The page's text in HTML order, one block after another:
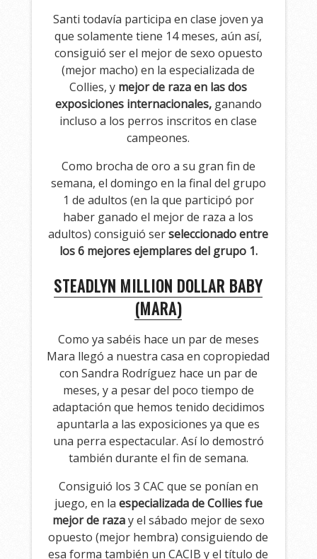
Santi todavía participa en clase joven ya
que solamente tiene 14 meses, aún así,
consiguió ser el mejor de sexo opuesto
(mejor macho) en la especializada de
Collies, y mejor de raza en las dos
exposiciones internacionales, ganando
incluso a los perros inscritos en clase
campeones.
Como brocha de oro a su gran fin de
semana, el domingo en la final del grupo
1 de adultos (en la que participó por
haber ganado el mejor de raza a los
adultos) consiguió serseleccionado entre
los 6 mejores ejemplares del grupo 1.
STEADLYN MILLION DOLLAR BABY
(MARA)
Como ya sabéis hace un par de meses
Mara llegó a nuestra casa en copropiedad
con Sandra Rodríguez hace un par de
meses, y a pesar del poco tiempo de
adaptación que hemos tenido decidimos
apuntarla a las exposiciones ya que es
una perra espectacular. Así lo demostró
también durante el fin de semana.
Consiguió los 3 CAC que se ponían en
juego, en la especializada de Collies fue
mejor de razay el sábado mejor de sexo
opuesto (mejor hembra) consiguiendo de
esa forma también un CACIB y el título de